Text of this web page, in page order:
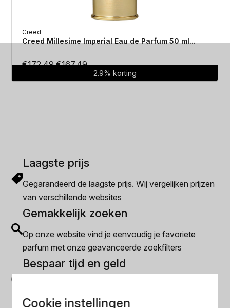
Creed
Creed Millesime Imperial Eau de Parfum 50 ml...
€172.49Oorspronkelijke
€167.49Huidige
prijs
2.9% korting
Laagste prijs
Gegarandeerd de laagste prijs. Wij vergelijken prijzen
van verschillende websites
Gemakkelijk zoeken
Op onze website vind je eenvoudig je favoriete
parfum met onze geavanceerde zoekfilters
Bespaar tijd en geld
minder tijd en geld kwijt bent
Cookie instellingen